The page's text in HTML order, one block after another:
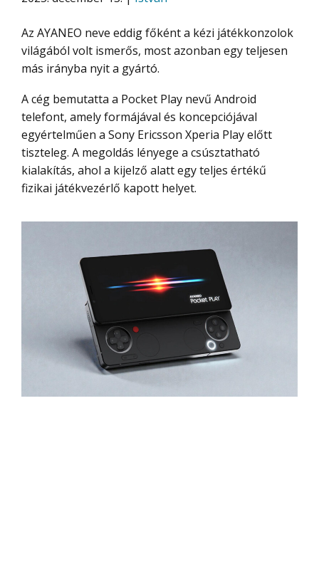
Az AYANEO neve eddig főként a kézi játékkonzolok
világából volt ismerős, most azonban egy teljesen
más irányba nyit a gyártó.
A cég bemutatta a Pocket Play nevű Android
telefont, amely formájával és koncepciójával
egyértelműen a Sony Ericsson Xperia Play előtt
tiszteleg. A megoldás lényege a csúsztatható
kialakítás, ahol a kijelző alatt egy teljes értékű
fizikai játékvezérlő kapott helyet.